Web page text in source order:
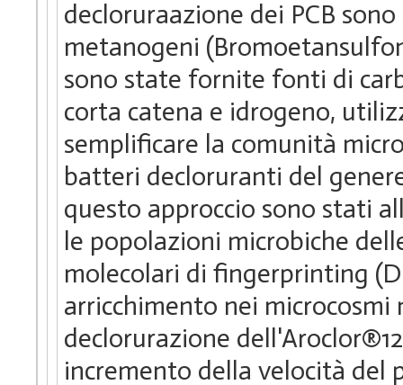
decloruraazione dei PCB
metanogeni
sono state fornite fonti di
corta catena e idrogeno,
semplificare la comunità
batteri decloruranti del
questo approccio sono stati
le popolazioni microbiche
molecolari di fingerprinting
arricchimento nei
declorurazione
incremento della velocità del